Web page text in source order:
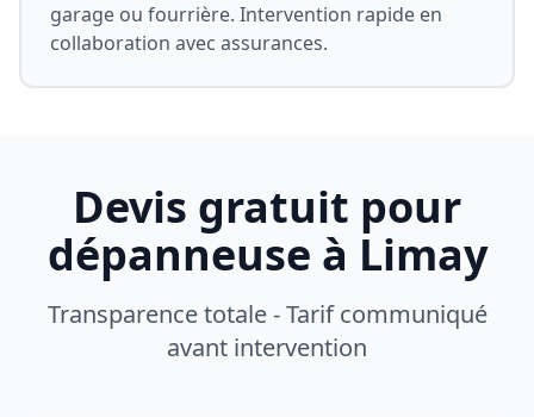
garage ou fourrière. Intervention rapide en
collaboration avec assurances.
Devis gratuit pour
dépanneuse à Limay
Transparence totale - Tarif communiqué
avant intervention